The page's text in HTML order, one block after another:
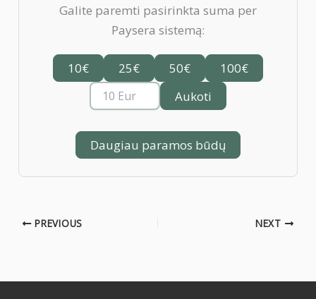
Galite paremti pasirinkta suma per
Paysera sistemą:
10€ 25€ 50€
100€
Aukoti
Daugiau paramos būdų
PREVIOUS NEXT